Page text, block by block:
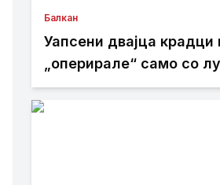
Балкан
Уапсени двајца крадци
„оперирале“ само со
автомобили